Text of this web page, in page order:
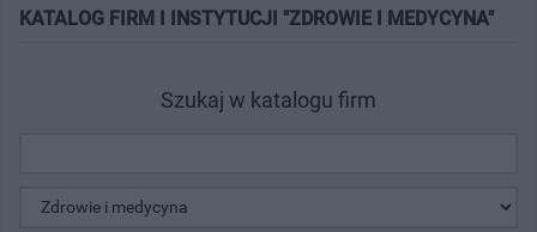
KATALOG FIRM I INSTYTUCJI "ZDROWIE I MEDYCYNA"
Szukaj w katalogu firm